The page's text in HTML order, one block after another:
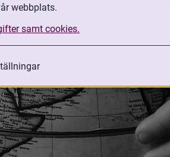
webbplats.
samt cookies.